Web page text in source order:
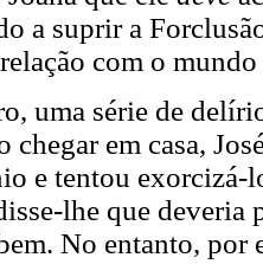
a suprir a
com o
uma série de
chegar em casa,
e tentou exorcizá-
lhe que deveria
No entanto,